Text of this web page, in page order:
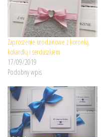
Zaproszenie urodzinowe z koronką,
kokardką i serduszkiem
17/09/2019
Podobny wpis